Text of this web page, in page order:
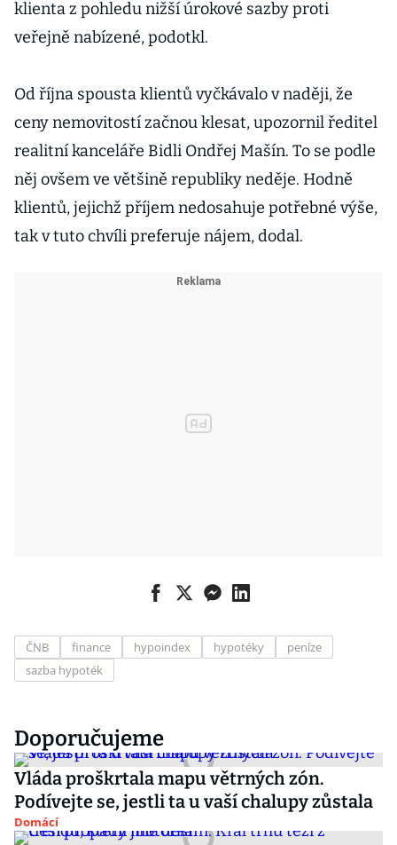
klienta z pohledu nižší úrokové sazby proti
veřejně nabízené, podotkl.
Od října spousta klientů vyčkávalo v naději, že
ceny nemovitostí začnou klesat, upozornil ředitel
realitní kanceláře Bidli Ondřej Mašín. To se podle
něj ovšem ve většině republiky neděje. Hodně
klientů, jejichž příjem nedosahuje potřebné výše,
tak v tuto chvíli preferuje nájem, dodal.
ČNB finance hypoindex hypotéky
peníze
sazba hypoték
Doporučujeme
Vláda proškrtala mapu větrných zón.
Podívejte se, jestli ta u vaší chalupy zůstala
Domácí